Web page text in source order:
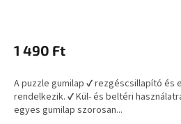
1 490 Ft
A puzzle gumilap ✔ rezgéscsillapító és
rendelkezik. ✔ Kül- és beltéri
egyes gumilap szorosan...